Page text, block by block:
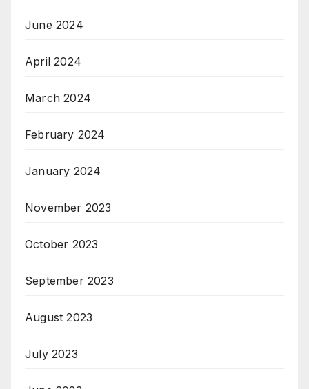
June 2024
April 2024
March 2024
February 2024
January 2024
November 2023
October 2023
September 2023
August 2023
July 2023